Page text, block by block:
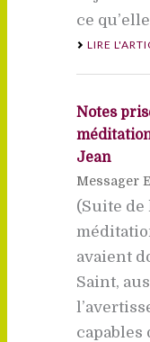
ce
LIRE
Notes
Jean
Messager
(Suite de
avaient
Saint,
capables